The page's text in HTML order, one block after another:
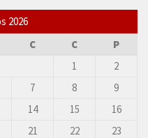
2026
C C
P
1
2
7 8
9
14 15
16
21 22
23